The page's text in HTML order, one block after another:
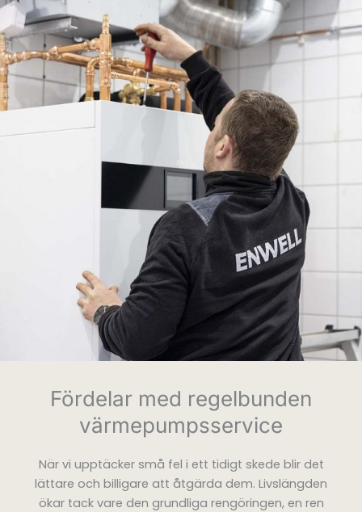
Fördelar med regelbunden
värmepumpsservice
När vi upptäcker små fel i ett tidigt skede blir det
lättare och billigare att åtgärda dem. Livslängden
ökar tack vare den grundliga rengöringen, en ren